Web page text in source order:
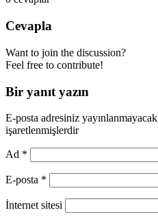
Cevapla
Want to join the discussion?
Feel free to contribute!
Bir yanıt yazın
E-posta adresiniz
işaretlenmişlerdir
Ad *
E-posta *
İnternet sitesi